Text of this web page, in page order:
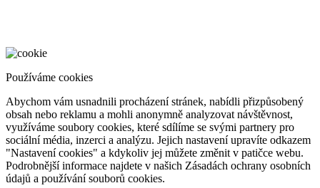
Používáme cookies
Abychom vám usnadnili procházení stránek, nabídli přizpůsobený
obsah nebo reklamu a mohli anonymně analyzovat návštěvnost,
využíváme soubory cookies, které sdílíme se svými partnery pro
sociální média, inzerci a analýzu. Jejich nastavení upravíte odkazem
"Nastavení cookies" a kdykoliv jej můžete změnit v patičce webu.
Podrobnější informace najdete v našich Zásadách ochrany osobních
údajů a používání souborů cookies.